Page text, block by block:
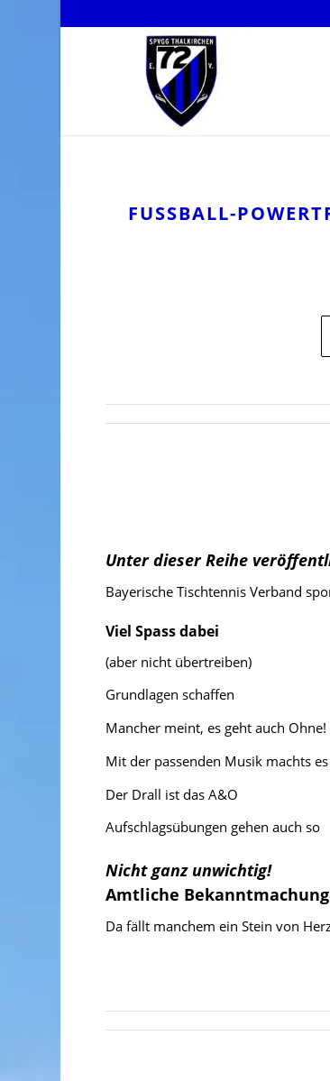
FUSSBALL-
Unter dieser Reihe
Bayerische Tischtennis Verband
Viel Spass dabei
(aber nicht übertreiben)
Grundlagen schaffen
Mancher meint, es geht auch Ohne!
Mit der passenden Musik machts
Der Drall ist das A&O
Aufschlagsübungen gehen auch so
Nicht ganz unwichtig!
Amtliche
Da fällt manchem ein Stein von